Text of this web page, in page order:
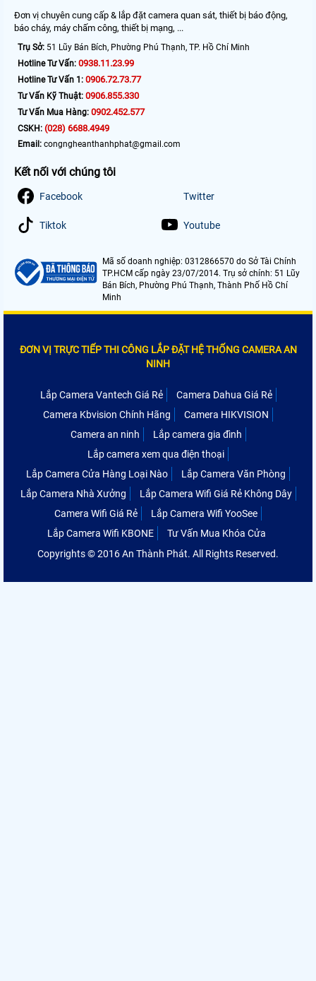
Đơn vị chuyên cung cấp & lắp đặt camera quan sát, thiết bị báo động,
báo cháy, máy chấm công, thiết bị mạng, ...
Trụ Sở: 51 Lũy Bán Bích, Phường Phú Thạnh, TP. Hồ Chí Minh
Hotline Tư Vấn: 0938.11.23.99
Hotline Tư Vấn 1: 0906.72.73.77
Tư Vấn Kỹ Thuật: 0906.855.330
Tư Vấn Mua Hàng: 0902.452.577
CSKH: (028) 6688.4949
Email: congngheanthanhphat@gmail.com
Kết nối với chúng tôi
Facebook Twitter
Tiktok Youtube
Mã số doanh nghiệp: 0312866570 do Sở Tài Chính
TP.HCM cấp ngày 23/07/2014. Trụ sở chính: 51 Lũy
Bán Bích, Phường Phú Thạnh, Thành Phố Hồ Chí
Minh
ĐƠN VỊ TRỰC TIẾP THI CÔNG LẮP ĐẶT HỆ THỐNG CAMERA AN
NINH
Lắp Camera Vantech Giá Rẻ
Camera Dahua Giá Rẻ
Camera Kbvision Chính Hãng
Camera HIKVISION
Camera an ninh
Lắp camera gia đình
Lắp camera xem qua điện thoại
Lắp Camera Cửa Hàng Loại Nào
Lắp Camera Văn Phòng
Lắp Camera Nhà Xưởng
Lắp Camera Wifi Giá Rẻ Không Dây
Camera Wifi Giá Rẻ
Lắp Camera Wifi YooSee
Lắp Camera Wifi KBONE
Tư Vấn Mua Khóa Cửa
Copyrights © 2016 An Thành Phát. All Rights Reserved.